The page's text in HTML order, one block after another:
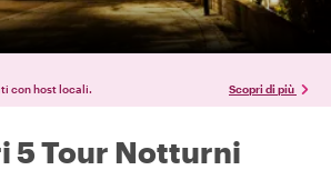
con host locali. Scopri di più
5 Tour Notturni